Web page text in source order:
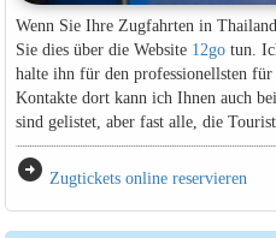
Wenn Sie Ihre Zugfahrten in
Sie dies über die Website 12gotun.
halte ihn für den professionellsten
Kontakte dort kann ich Ihnen auch
sind gelistet, aber fast alle, die
arrow_circle_right Zugtickets online reservieren